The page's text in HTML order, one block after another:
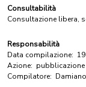
Consultabilità
Consultazione libera,
Responsabilità
Data compilazione:
Azione: pubblicazione
Compilatore: